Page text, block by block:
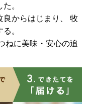
。
良からはじまり、 牧
。
ねに美味・安心の追